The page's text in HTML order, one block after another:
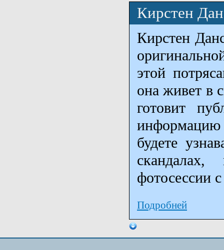
Кирстен
Кирстен
этой
она живет в
готовит
будете
фотосессии
Подробней